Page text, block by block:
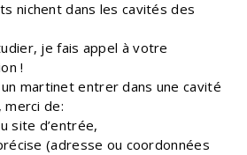
nichent dans les cavités des
je fais appel à votre
!
martinet entrer dans une cavité
merci de:
site d’entrée,
(adresse ou coordonnées